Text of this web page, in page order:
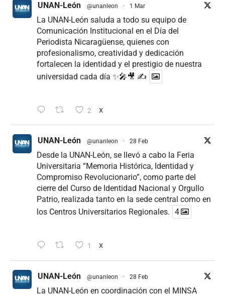
UNAN-León @unanleon · 1 Mar
La UNAN-León saluda a todo su equipo de
Comunicación Institucional en el Día del
Periodista Nicaragüense, quienes con
profesionalismo, creatividad y dedicación
fortalecen la identidad y el prestigio de nuestra
universidad cada día ✨🎤🎥 ✍
2 X
UNAN-León @unanleon · 28 Feb
Desde la UNAN-León, se llevó a cabo la Feria
Universitaria “Memoria Histórica, Identidad y
Compromiso Revolucionario”, como parte del
cierre del Curso de Identidad Nacional y Orgullo
Patrio, realizada tanto en la sede central como en
los Centros Universitarios Regionales. 4
1 X
UNAN-León @unanleon · 28 Feb
La UNAN-León en coordinación con el MINSA